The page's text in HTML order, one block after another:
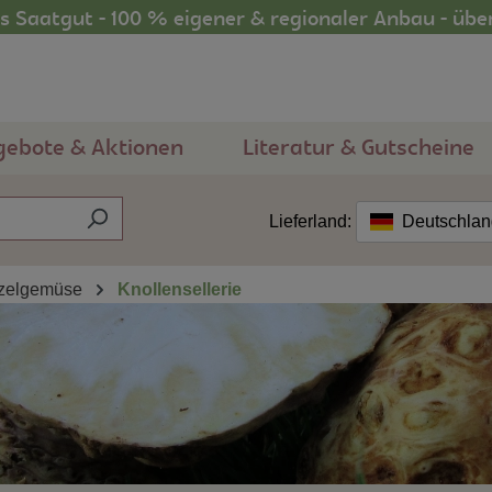
Saatgut - 100 % eigener & regionaler Anbau -
& Aktionen Literatur & Gutscheine
Lieferland:
Knollensellerie